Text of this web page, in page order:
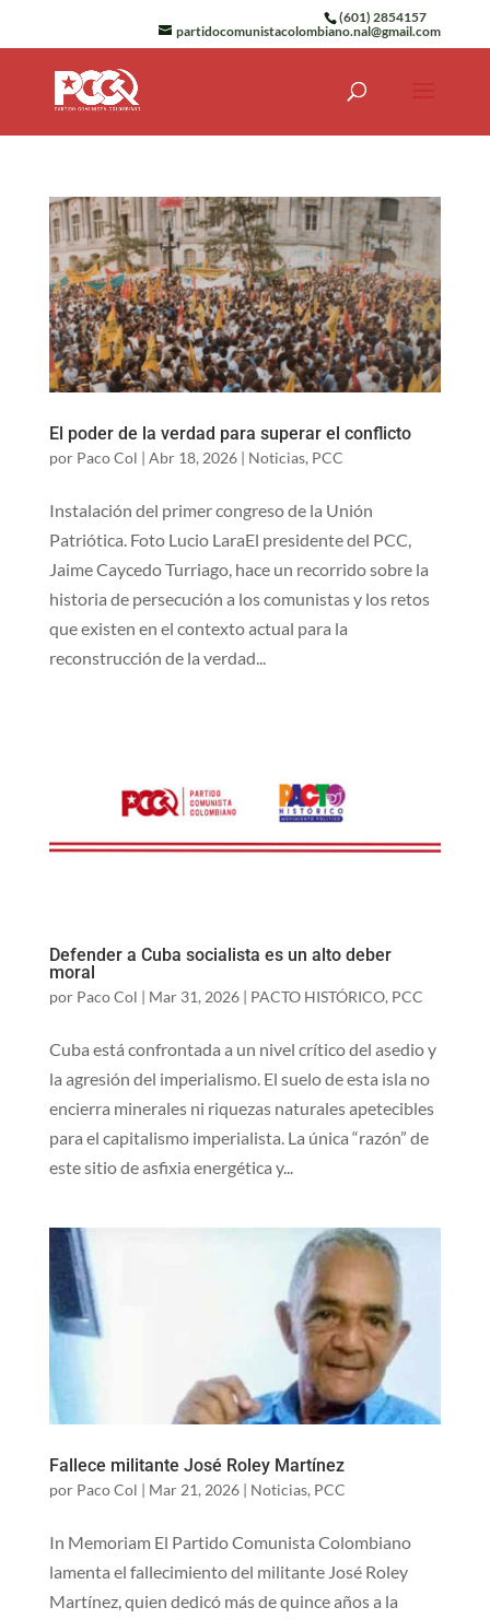
(601) 2854157
partidocomunistacolombiano.nal@gmail.com
El poder de la verdad para superar el conflicto
por Paco Col | Abr 18, 2026| Noticias, PCC
Instalación del primer congreso de la Unión
Patriótica. Foto Lucio LaraEl presidente del PCC,
Jaime Caycedo Turriago, hace un recorrido sobre la
historia de persecución a los comunistas y los retos
que existen en el contexto actual para la
reconstrucción de la verdad...
Defender a Cuba socialista es un alto deber
moral
por Paco Col | Mar 31, 2026| PACTO HISTÓRICO, PCC
Cuba está confrontada a un nivel crítico del asedio y
la agresión del imperialismo. El suelo de esta isla no
encierra minerales ni riquezas naturales apetecibles
para el capitalismo imperialista. La única “razón” de
este sitio de asfixia energética y...
Fallece militante José Roley Martínez
por Paco Col | Mar 21, 2026| Noticias, PCC
In Memoriam El Partido Comunista Colombiano
lamenta el fallecimiento del militante José Roley
Martínez, quien dedicó más de quince años a la